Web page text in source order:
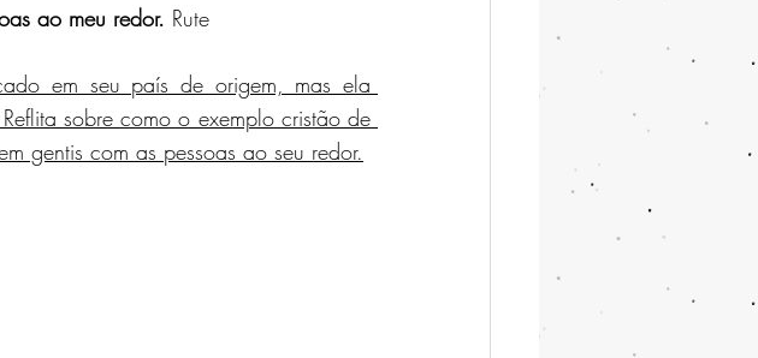
ao meu redor. Rute
em seu país de origem, mas ela
sobre como o exemplo cristão de
gentis com as pessoas ao seu redor.